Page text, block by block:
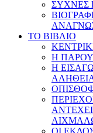
ΣΥΧΝΕΣ
ΤΟ ΒΙΒΛΙΟ
Η
Η
ΟΙ